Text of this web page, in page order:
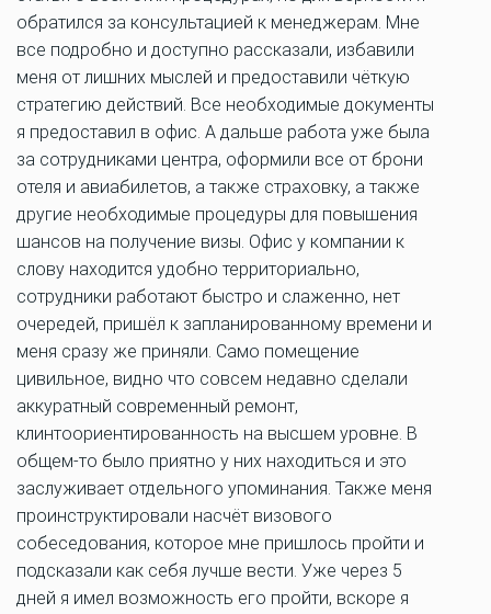
обратился за консультацией к менеджерам. Мне
все подробно и доступно рассказали, избавили
меня от лишних мыслей и предоставили чёткую
стратегию действий. Все необходимые документы
я предоставил в офис. А дальше работа уже была
за сотрудниками центра, оформили все от брони
отеля и авиабилетов, а также страховку, а также
другие необходимые процедуры для повышения
шансов на получение визы. Офис у компании к
слову находится удобно территориально,
сотрудники работают быстро и слаженно, нет
очередей, пришёл к запланированному времени и
меня сразу же приняли. Само помещение
цивильное, видно что совсем недавно сделали
аккуратный современный ремонт,
клинтоориентированность на высшем уровне. В
общем-то было приятно у них находиться и это
заслуживает отдельного упоминания. Также меня
проинструктировали насчёт визового
собеседования, которое мне пришлось пройти и
подсказали как себя лучше вести. Уже через 5
дней я имел возможность его пройти, вскоре я